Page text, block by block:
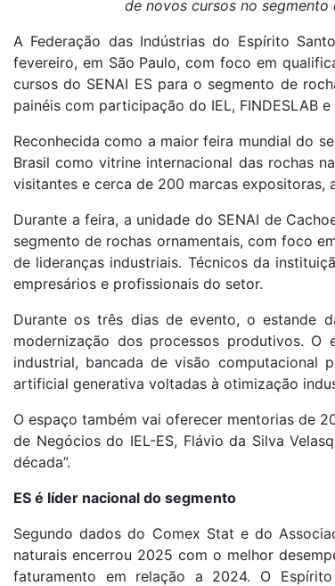
de novos cursos no
A Federação das Indústrias do Espírito
fevereiro, em São Paulo, com foco em
cursos do SENAI ES para o segmento de
painéis com participação do IEL, FINDESLAB e
Reconhecida como a maior feira mundial do
Brasil como vitrine internacional das rochas
visitantes e cerca de 200 marcas expositoras,
Durante a feira, a unidade do SENAI de
segmento de rochas ornamentais, com foco
de lideranças industriais. Técnicos da
empresários e profissionais do setor.
Durante os três dias de evento, o estande
modernização dos processos produtivos.
industrial, bancada de visão computacional
artificial generativa voltadas à otimização
O espaço também vai oferecer mentorias de
de Negócios do IEL-ES, Flávio da Silva
década”.
ES é líder nacional do segmento
Segundo dados do Comex Stat e do
naturais encerrou 2025 com o melhor
faturamento em relação a 2024. O